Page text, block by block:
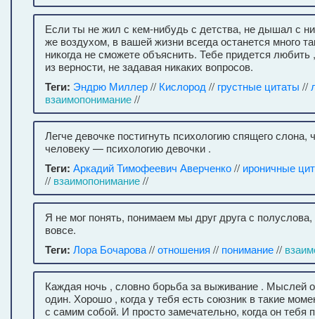
Если ты не жил с кем-нибудь с детства, не дышал с
же воздухом, в вашей жизни всегда останется много
никогда не сможете объяснить. Тебе придется
из верности, не задавая никаких вопросов.
Теги: Эндрю Миллер// Кислород // грустные цитаты //
взаимопонимание//
Легче девочке постигнуть психологию спящего слона,
человеку — психологию девочки .
Теги: Аркадий Тимофеевич Аверченко// ироничные
// взаимопонимание//
Я не мог понять, понимаем мы друг друга с
вовсе.
Теги: Лора Бочарова//отношения // понимание//
Каждая ночь , словно борьба за выживание . Мыслей
один. Хорошо , когда y тебя есть союзник в такие
с самим собой. И просто замечательно, когда он тебя